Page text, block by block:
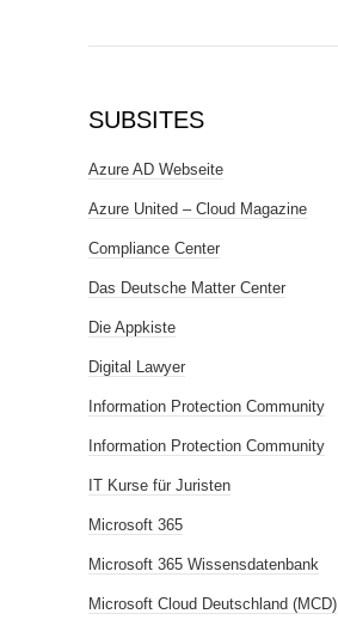
SUBSITES
Azure AD Webseite
Azure United – Cloud Magazine
Compliance Center
Das Deutsche Matter Center
Die Appkiste
Digital Lawyer
Information Protection Community
Information Protection Community
IT Kurse für Juristen
Microsoft 365
Microsoft 365 Wissensdatenbank
Microsoft Cloud Deutschland (MCD)